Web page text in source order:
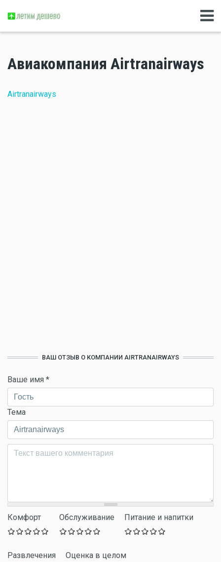
Авиакомпания Airtranairways
Airtranairways
ВАШ ОТЗЫВ О КОМПАНИИ AIRTRANAIRWAYS
Ваше имя *
Тема
Комментарий*
Комфорт Обслуживание Питание и напитки
Развлечения Оценка в целом